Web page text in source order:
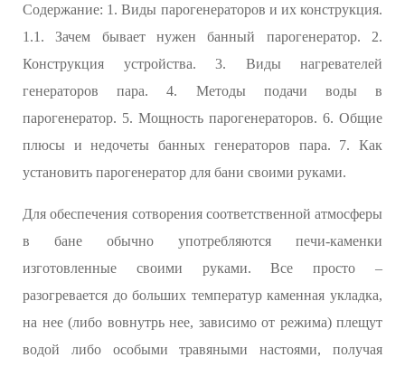
Содержание: 1. Виды парогенераторов и их конструкция.
1.1. Зачем бывает нужен банный парогенератор. 2.
Конструкция устройства. 3. Виды нагревателей
генераторов пара. 4. Методы подачи воды в
парогенератор. 5. Мощность парогенераторов. 6. Общие
плюсы и недочеты банных генераторов пара. 7. Как
установить парогенератор для бани своими руками.
Для обеспечения сотворения соответственной атмосферы
в бане обычно употребляются печи-каменки
изготовленные своими руками. Все просто –
разогревается до больших температур каменная укладка,
на нее (либо вовнутрь нее, зависимо от режима) плещут
водой либо особыми травяными настоями, получая